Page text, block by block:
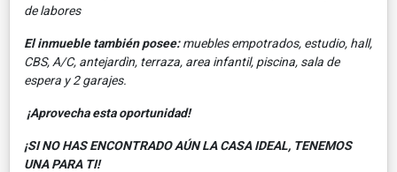
de labores
El inmueble también posee:muebles empotrados, estudio, hall,
CBS, A/C, antejardìn, terraza, area infantil, piscina, sala de
espera y 2 garajes.
¡Aprovecha esta oportunidad!
¡SI NO HAS ENCONTRADO AÚN LA CASA IDEAL, TENEMOS
UNA PARA TI!